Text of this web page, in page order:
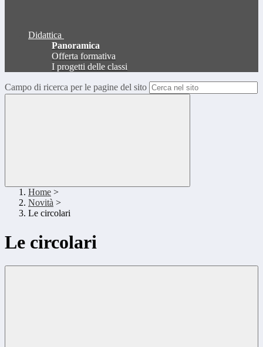
Didattica
Panoramica
Offerta formativa
I progetti delle classi
Campo di ricerca per le pagine del sito
Home >
Novità >
Le circolari
Le circolari